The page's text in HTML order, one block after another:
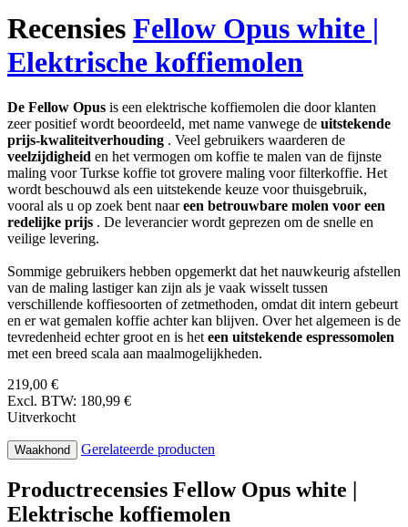
Recensies Fellow Opus white |
Elektrische koffiemolen
De Fellow Opus is een elektrische koffiemolen die door klanten
zeer positief wordt beoordeeld, met name vanwege de uitstekende
prijs-kwaliteitverhouding . Veel gebruikers waarderen de
veelzijdigheid en het vermogen om koffie te malen van de fijnste
maling voor Turkse koffie tot grovere maling voor filterkoffie. Het
wordt beschouwd als een uitstekende keuze voor thuisgebruik,
vooral als u op zoek bent naareen betrouwbare molen voor een
redelijke prijs . De leverancier wordt geprezen om de snelle en
veilige levering.
Sommige gebruikers hebben opgemerkt dat het nauwkeurig afstellen
van de maling lastiger kan zijn als je vaak wisselt tussen
verschillende koffiesoorten of zetmethoden, omdat dit intern gebeurt
en er wat gemalen koffie achter kan blijven. Over het algemeen is de
tevredenheid echter groot en is het een uitstekende espressomolen
met een breed scala aan maalmogelijkheden.
219,00 €
Excl. BTW: 180,99 €
Uitverkocht
Waakhond Gerelateerde producten
Productrecensies Fellow Opus white |
Elektrische koffiemolen